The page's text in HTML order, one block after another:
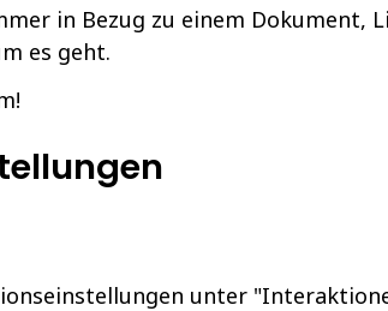
in Bezug zu einem Dokument,
es geht.
unter